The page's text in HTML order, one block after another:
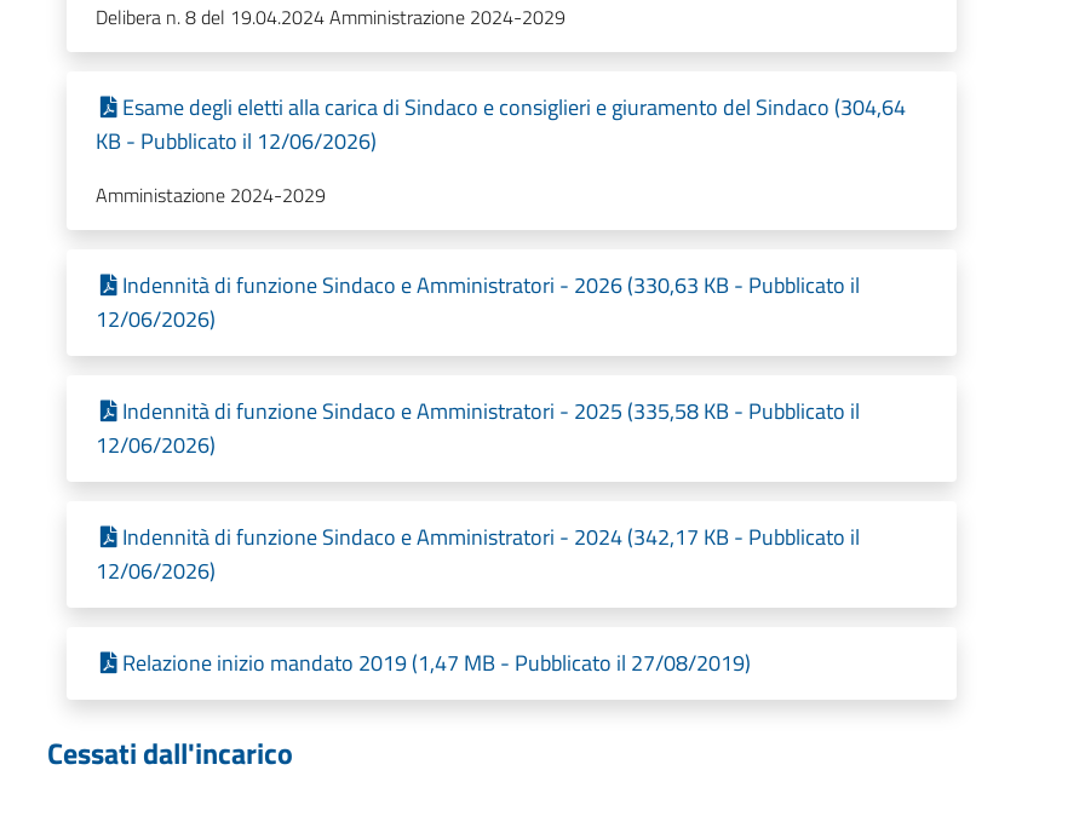
Delibera n. 8 del 19.04.2024 Amministrazione 2024-2029
Esame degli eletti alla carica di Sindaco e consiglieri e giuramento del Sindaco (304,64
KB - Pubblicato il 12/06/2026)
Amministazione 2024-2029
Indennità di funzione Sindaco e Amministratori - 2026 (330,63 KB - Pubblicato il
12/06/2026)
Indennità di funzione Sindaco e Amministratori - 2025 (335,58 KB - Pubblicato il
12/06/2026)
Indennità di funzione Sindaco e Amministratori - 2024 (342,17 KB - Pubblicato il
12/06/2026)
Relazione inizio mandato 2019 (1,47 MB - Pubblicato il 27/08/2019)
Cessati dall'incarico